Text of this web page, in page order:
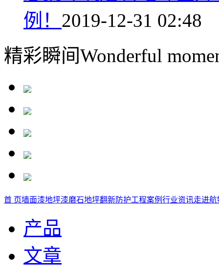
例！ 2019-12-31 02:48
精彩瞬间Wonderful
首 页墙面漆地坪漆磨石地坪翻新防护工程案例 行业资讯走进航
产品
文章